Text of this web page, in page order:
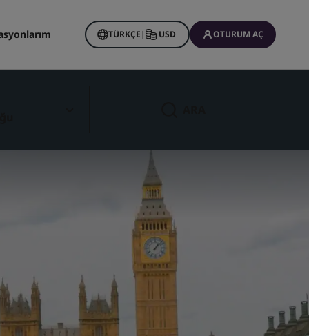
TÜRKÇE| USD OTURUM AÇ